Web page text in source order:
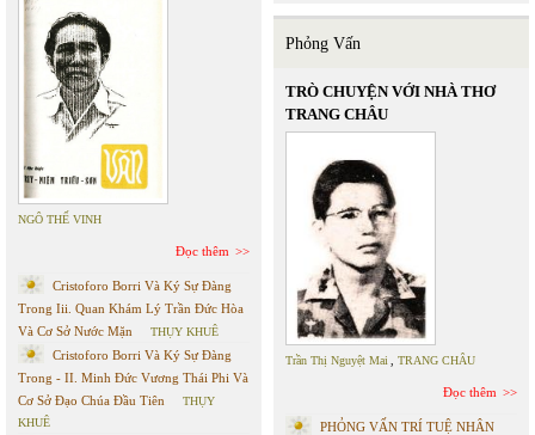
NGÔ THẾ VINH
Đọc thêm
Cristoforo Borri Và Ký Sự Đàng
Trong Iii. Quan Khám Lý Trần Đức Hòa
Và Cơ Sở Nước Mặn
THỤY KHUÊ
Cristoforo Borri Và Ký Sự Đàng
Trong - II. Minh Đức Vương Thái Phi Và
Cơ Sở Đạo Chúa Đầu Tiên
THỤY
KHUÊ
Phỏng Vấn
TRÒ CHUYỆN VỚI NHÀ THƠ
TRANG CHÂU
Trần Thị Nguyệt Mai TRANG CHÂU
Đọc thêm
PHỎNG VẤN TRÍ TUỆ NHÂN